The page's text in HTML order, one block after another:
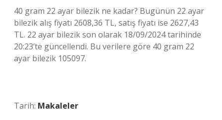
40 gram 22 ayar bilezik ne kadar? Bugünün 22 ayar
bilezik alış fiyatı 2608,36 TL, satış fiyatı ise 2627,43
TL. 22 ayar bilezik son olarak 18/09/2024 tarihinde
20:23’te güncellendi. Bu verilere göre 40 gram 22
ayar bilezik 105097.
Tarih: Makaleler